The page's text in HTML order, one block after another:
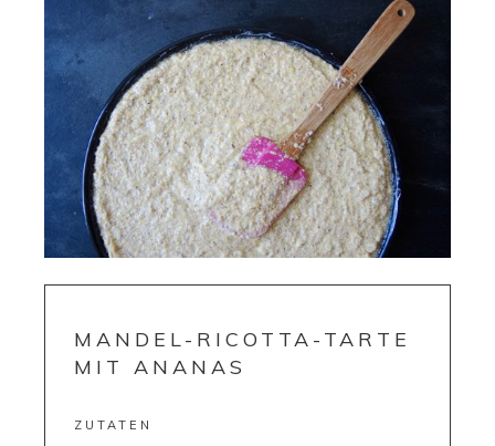
MANDEL-RICOTTA-TARTE
MIT ANANAS
ZUTATEN